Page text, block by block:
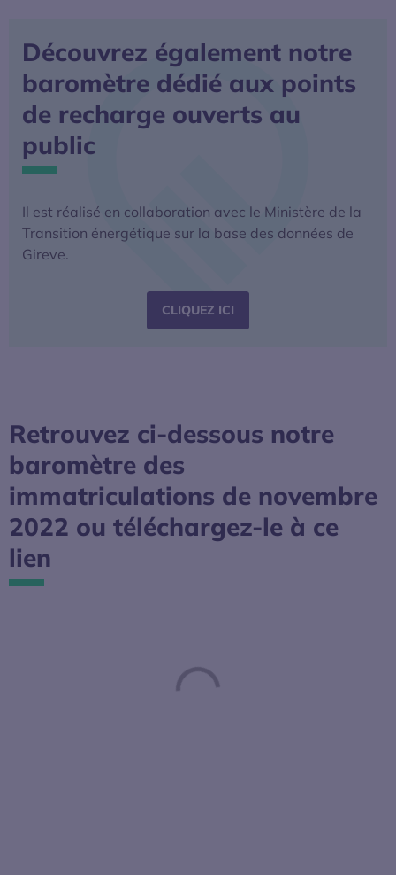
Découvrez également notre
baromètre dédié aux points
de recharge ouverts au
public
Il est réalisé en collaboration avec le Ministère de la
Transition énergétique sur la base des données de
Gireve.
CLIQUEZ ICI
Retrouvez ci-dessous notre
baromètre des
immatriculations de novembre
2022 ou téléchargez-le à ce
lien